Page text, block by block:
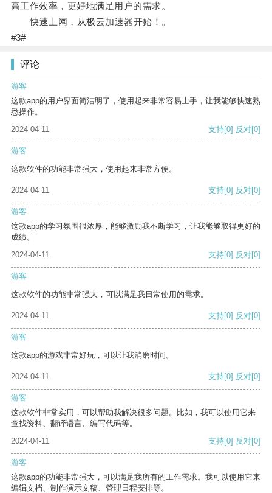
高工作效率，更好地满足用户的需求。
快速上网，从极云加速器开始！。
#3#
评论
游客
这款app的用户界面简洁明了，使用起来非常容易上手，让我能够快速熟
悉操作。
2024-04-11
支持[0] 反对[0]
游客
这款软件的功能非常强大，使用起来非常方便。
2024-04-11 支持[0] 反对[0]
游客
这款app的学习氛围很浓厚，能够激励我不断学习，让我能够取得更好的
成绩。
2024-04-11
支持[0] 反对[0]
游客
这款软件的功能非常强大，可以满足我日常使用的需求。
2024-04-11 支持[0] 反对[0]
游客
这款app的游戏非常好玩，可以让我消磨时间。
2024-04-11 支持[0] 反对[0]
游客
这款软件非常实用，可以帮助我解决很多问题。比如，我可以使用它来
查找资料、翻译语言、编写代码等。
2024-04-11
支持[0] 反对[0]
游客
这款app的功能非常强大，可以满足我所有的工作需求。我可以使用它来
编辑文档、制作演示文稿、管理日程安排等。